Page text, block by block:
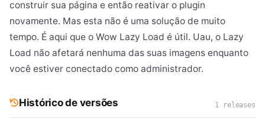
construir sua página e então reativar o plugin
novamente. Mas esta não é uma solução de muito
tempo. É aqui que o Wow Lazy Load é útil. Uau, o Lazy
Load não afetará nenhuma das suas imagens enquanto
você estiver conectado como administrador.
Histórico de versões 1 releases